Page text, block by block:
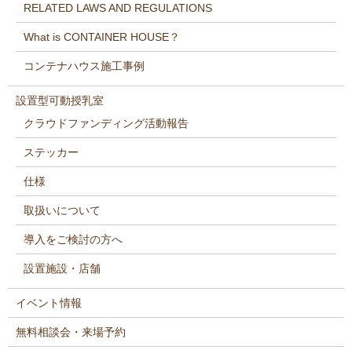
RELATED LAWS AND REGULATIONS
What is CONTAINER HOUSE？
コンテナハウス施工事例
設置型可動授乳室
クラウドファンディング活動報告
ステッカー
仕様
取扱いについて
導入をご検討の方へ
設置施設・店舗
イベント情報
無料相談会・来場予約